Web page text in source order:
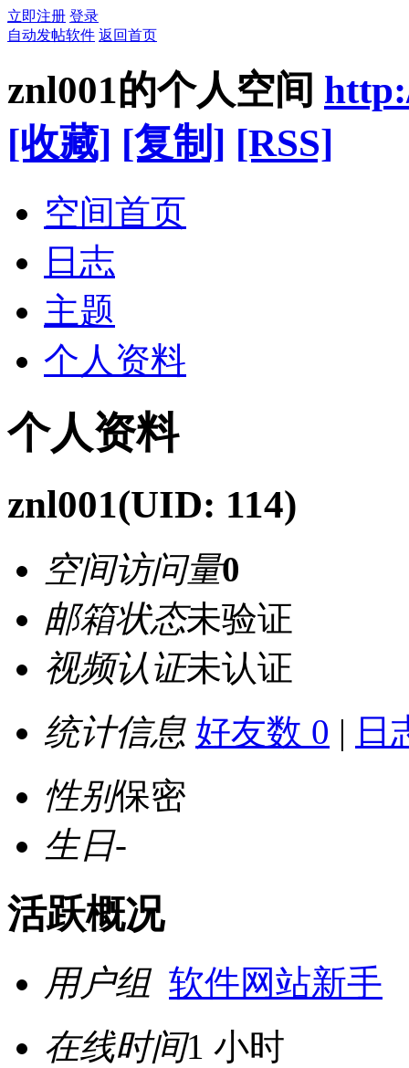
立即注册 登录
自动发帖软件 返回首页
znl001的个人空间
[收藏] [复制] [RSS]
空间首页
日志
主题
个人资料
个人资料
znl001(UID: 114)
空间访问量0
邮箱状态未验证
视频认证未认证
统计信息 好友数 0 | 日
性别保密
生日-
活跃概况
用户组 软件网站新手
在线时间1 小时